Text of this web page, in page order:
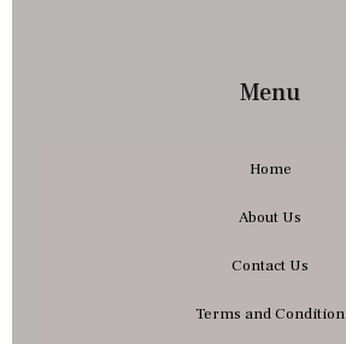
Menu
Home
About Us
Contact Us
Terms and Condition